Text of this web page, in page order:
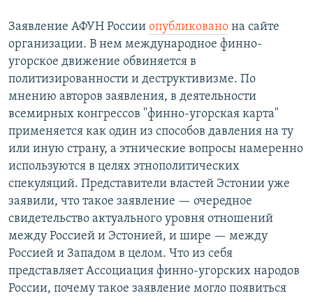
Заявление АФУН России опубликовано на сайте
организации. В нем международное финно-
угорское движение обвиняется в
политизированности и деструктивизме. По
мнению авторов заявления, в деятельности
всемирных конгрессов "финно-угорская карта"
применяется как один из способов давления на ту
или иную страну, а этнические вопросы намеренно
используются в целях этнополитических
спекуляций. Представители властей Эстонии уже
заявили, что такое заявление — очередное
свидетельство актуального уровня отношений
между Россией и Эстонией, и шире — между
Россией и Западом в целом. Что из себя
представляет Ассоциация финно-угорских народов
России, почему такое заявление могло появиться